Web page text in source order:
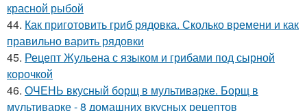
красной рыбой
44. Как приготовить гриб рядовка. Сколько времени и как
правильно варить рядовки
45. Рецепт Жульена с языком и грибами под сырной
корочкой
46. ОЧЕНЬ вкусный борщ в мультиварке. Борщ в
мультиварке - 8 домашних вкусных рецептов